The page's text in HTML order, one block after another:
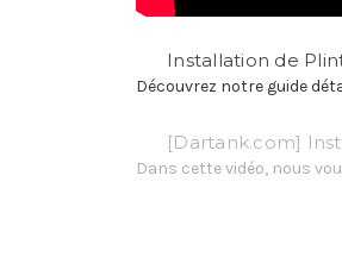
Installation de
Découvrez notre guide
[Dartank.com]
Dans cette vidéo, nous